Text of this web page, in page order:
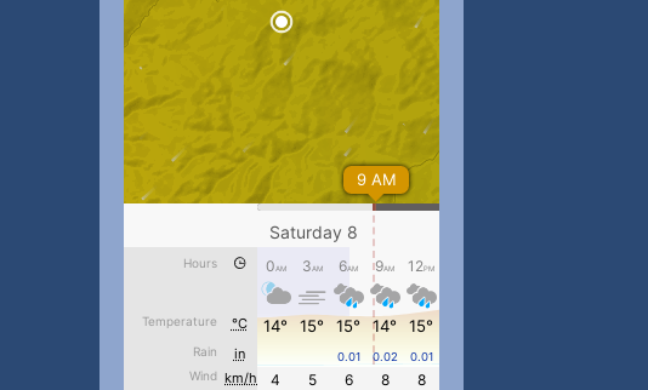
#PipIvanToday ...
pimrec_project